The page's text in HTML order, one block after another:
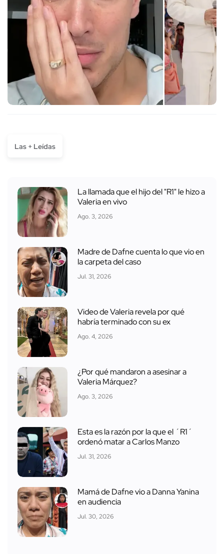
Las + Leídas
La llamada que el hijo del "R1" le hizo a
Valeria en vivo
Ago. 3, 2026
Madre de Dafne cuenta lo que vio en
la carpeta del caso
Jul. 31, 2026
Video de Valeria revela por qué
habría terminado con su ex
Ago. 4, 2026
¿Por qué mandaron a asesinar a
Valeria Márquez?
Ago. 3, 2026
Esta es la razón por la que el ´R1´
ordenó matar a Carlos Manzo
Jul. 31, 2026
Mamá de Dafne vio a Danna Yanina
en audiencia
Jul. 30, 2026